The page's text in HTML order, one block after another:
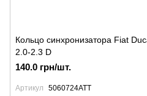
Кольцо синхронизатора Fiat
2.0-2.3 D
140.0 грн/шт.
Артикул
5060724ATT